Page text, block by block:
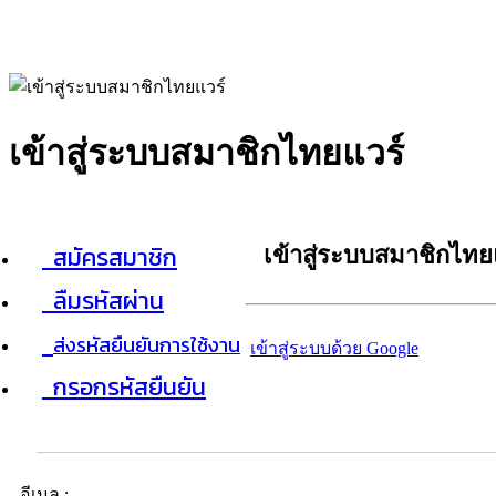
เข้าสู่ระบบสมาชิกไทยแวร์
สมัครสมาชิก
ลืมรหัสผ่าน
ส่งรหัสยืนยันการใช้งาน
กรอกรหัสยืนยัน
เข้าสู่ระบบสมาชิกไท
เข้าสู่ระบบด้วย Google